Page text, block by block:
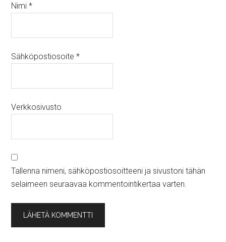
Nimi*
Sähköpostiosoite*
Verkkosivusto
Tallenna nimeni, sähköpostiosoitteeni ja sivustoni tähän
selaimeen seuraavaa kommentointikertaa varten.